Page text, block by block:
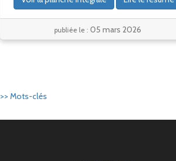
publiée le : 05 mars 2026
>> Mots-clés